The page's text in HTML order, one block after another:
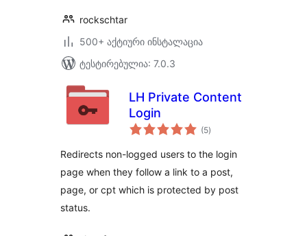
rockschtar
500+ აქტიური ინსტალაცია
ტესტირებულია: 7.0.3
LH Private Content
Login
(5საერთო
რეიტინგი
)
Redirects non-logged users to the login
page when they follow a link to a post,
page, or cpt which is protected by post
status.